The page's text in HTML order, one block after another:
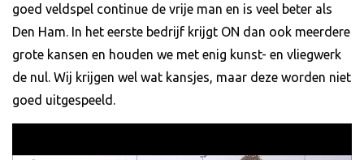
goed veldspel continue de vrije man en is veel beter als
Den Ham. In het eerste bedrijf krijgt ON dan ook meerdere
grote kansen en houden we met enig kunst- en vliegwerk
de nul. Wij krijgen wel wat kansjes, maar deze worden niet
goed uitgespeeld.